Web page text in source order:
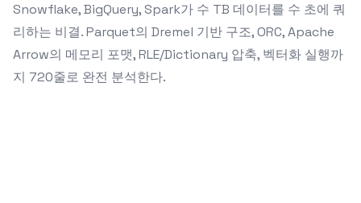
Snowflake, BigQuery, Spark가 수 TB 데이터를 수 초에 쿼
리하는 비결. Parquet의 Dremel 기반 구조, ORC, Apache
Arrow의 메모리 포맷, RLE/Dictionary 압축, 벡터화 실행까
지 720줄로 완전 분석한다.